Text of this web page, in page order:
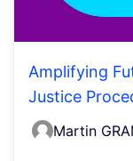
Amplifying
Justice
Martin